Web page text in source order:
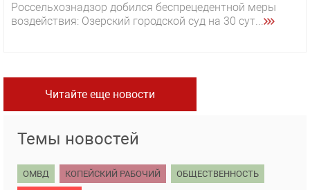
Россельхознадзор добился беспрецедентной меры
воздействия: Озерский городской суд на 30 сут...
Читайте еще новости
Темы новостей
ОМВД КОПЕЙСКИЙ РАБОЧИЙ ОБЩЕСТВЕННОСТЬ